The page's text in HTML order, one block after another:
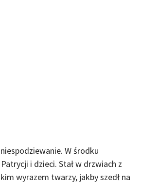
W środku
i dzieci. Stał w drzwiach z
wyrazem twarzy, jakby szedł na